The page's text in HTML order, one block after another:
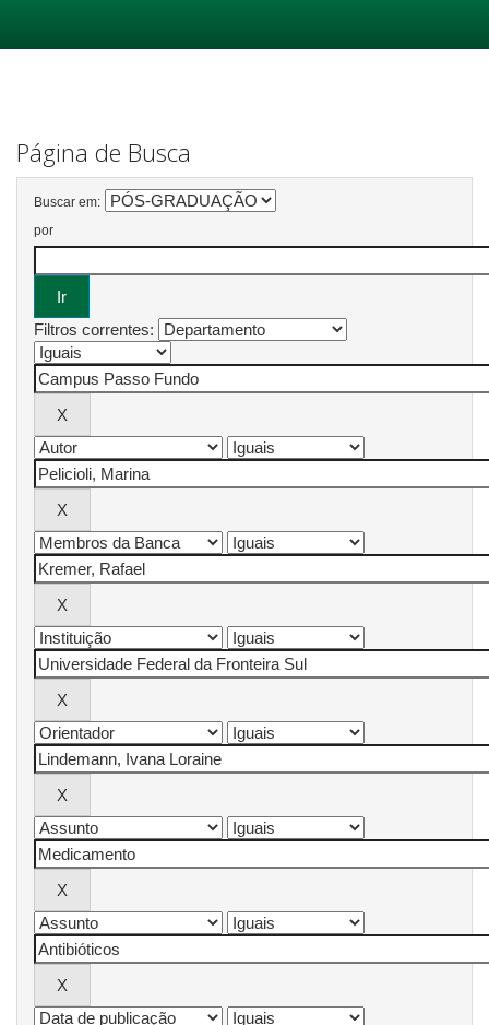
Página de Busca
Buscar em:
por
Filtros correntes: